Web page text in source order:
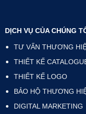
DỊCH VỤ CỦA CHÚNG
TƯ VẤN THƯƠNG
THIẾT KẾ
THIẾT KẾ LOGO
BẢO HỘ THƯƠNG
DIGITAL MARKETING